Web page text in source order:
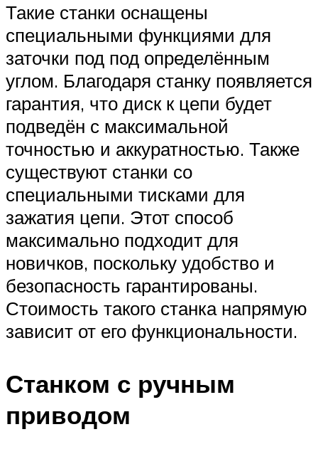
Такие станки оснащены
специальными функциями для
заточки под под определённым
углом. Благодаря станку появляется
гарантия, что диск к цепи будет
подведён с максимальной
точностью и аккуратностью. Также
существуют станки со
специальными тисками для
зажатия цепи. Этот способ
максимально подходит для
новичков, поскольку удобство и
безопасность гарантированы.
Стоимость такого станка напрямую
зависит от его функциональности.
Станком с ручным
приводом